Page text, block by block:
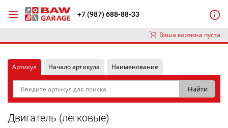
+7 (987) 688-88-33
Ваша корзина пуста
Артикул Начало артикула Наименование
Двигатель (легковые)